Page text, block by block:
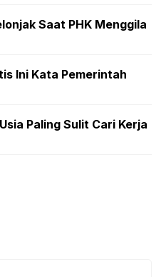
Saat PHK Menggila
Ini Kata Pemerintah
Paling Sulit Cari Kerja